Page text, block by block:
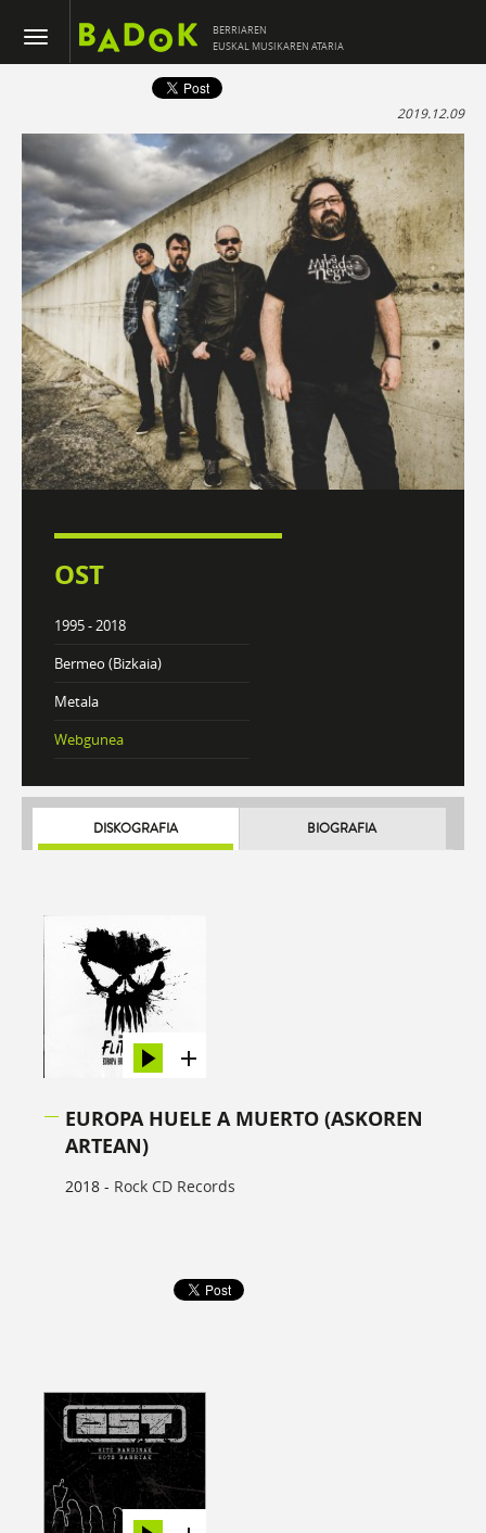
BERRIAREN
EUSKAL MUSIKAREN ATARIA
2019.12.09
OST
1995 - 2018
Bermeo (Bizkaia)
Metala
Webgunea
DISKOGRAFIA BIOGRAFIA
EUROPA HUELE A MUERTO (ASKOREN
ARTEAN)
2018 - Rock CD Records